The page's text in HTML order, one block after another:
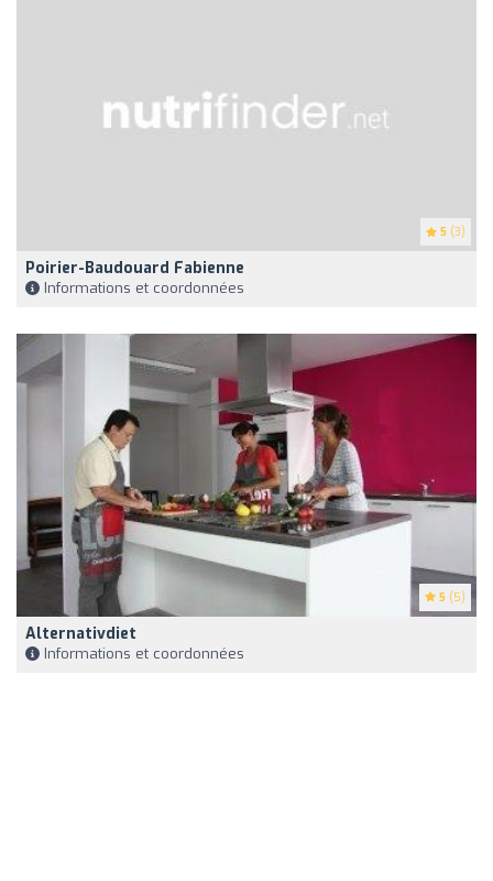
5 (3)
Poirier-Baudouard Fabienne
Informations et coordonnées
5 (5)
Alternativdiet
Informations et coordonnées